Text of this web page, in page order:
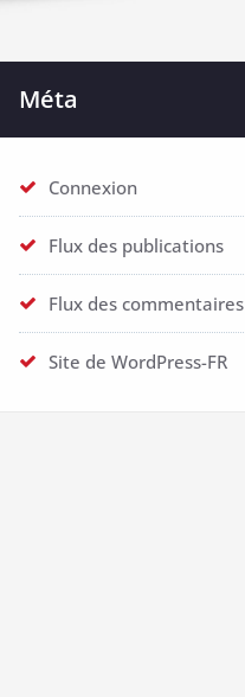
Méta
Connexion
Flux des publications
Flux des commentaires
Site de WordPress-FR